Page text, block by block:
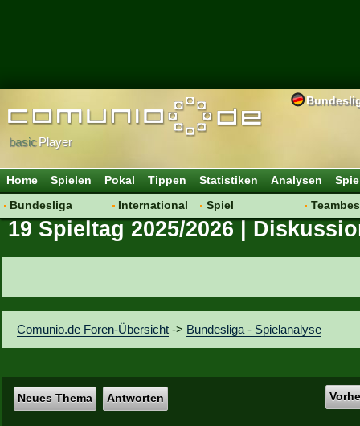
basicPlayer
Home Spielen Pokal Tippen Statistiken Analysen
Bundesliga
Hot News
Vereinsfragen
International
Vereine
Spiel
Regeln & Tipps
19 Spieltag 2025/2026 |
Comunio.de Foren-Übersicht -> Bundesliga - Spielanalyse
Neues Thema Antworten